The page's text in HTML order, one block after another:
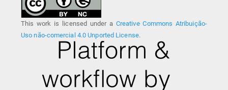
This work is licensed under a Creative Commons Atribuição-
Uso não-comercial 4.0 Unported License.